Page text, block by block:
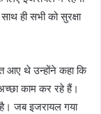
ही सभी को सुरक्षा
आए थे उन्होंने कहा कि
काम कर रहे हैं।
है। जब इजरायल गया